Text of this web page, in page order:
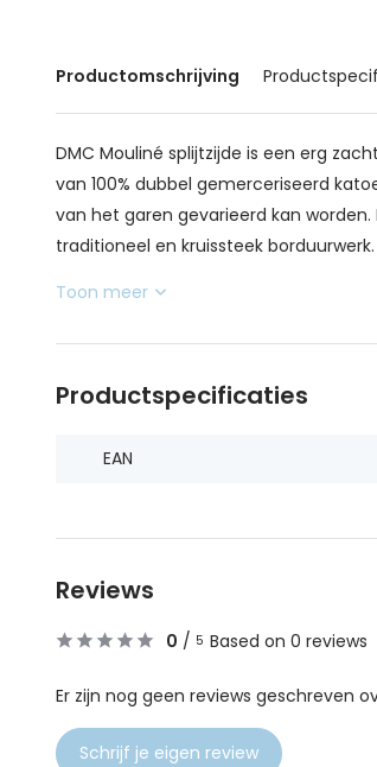
Productomschrijving
DMC Mouliné splijtzijde is een erg
van 100% dubbel gemerceriseerd
van het garen gevarieerd kan
traditioneel en kruissteek borduurwerk.
Toon meer
Productspecificaties
EAN
Reviews
0 / 5 Based on 0 reviews
Er zijn nog geen reviews geschreven
Schrijf je eigen review